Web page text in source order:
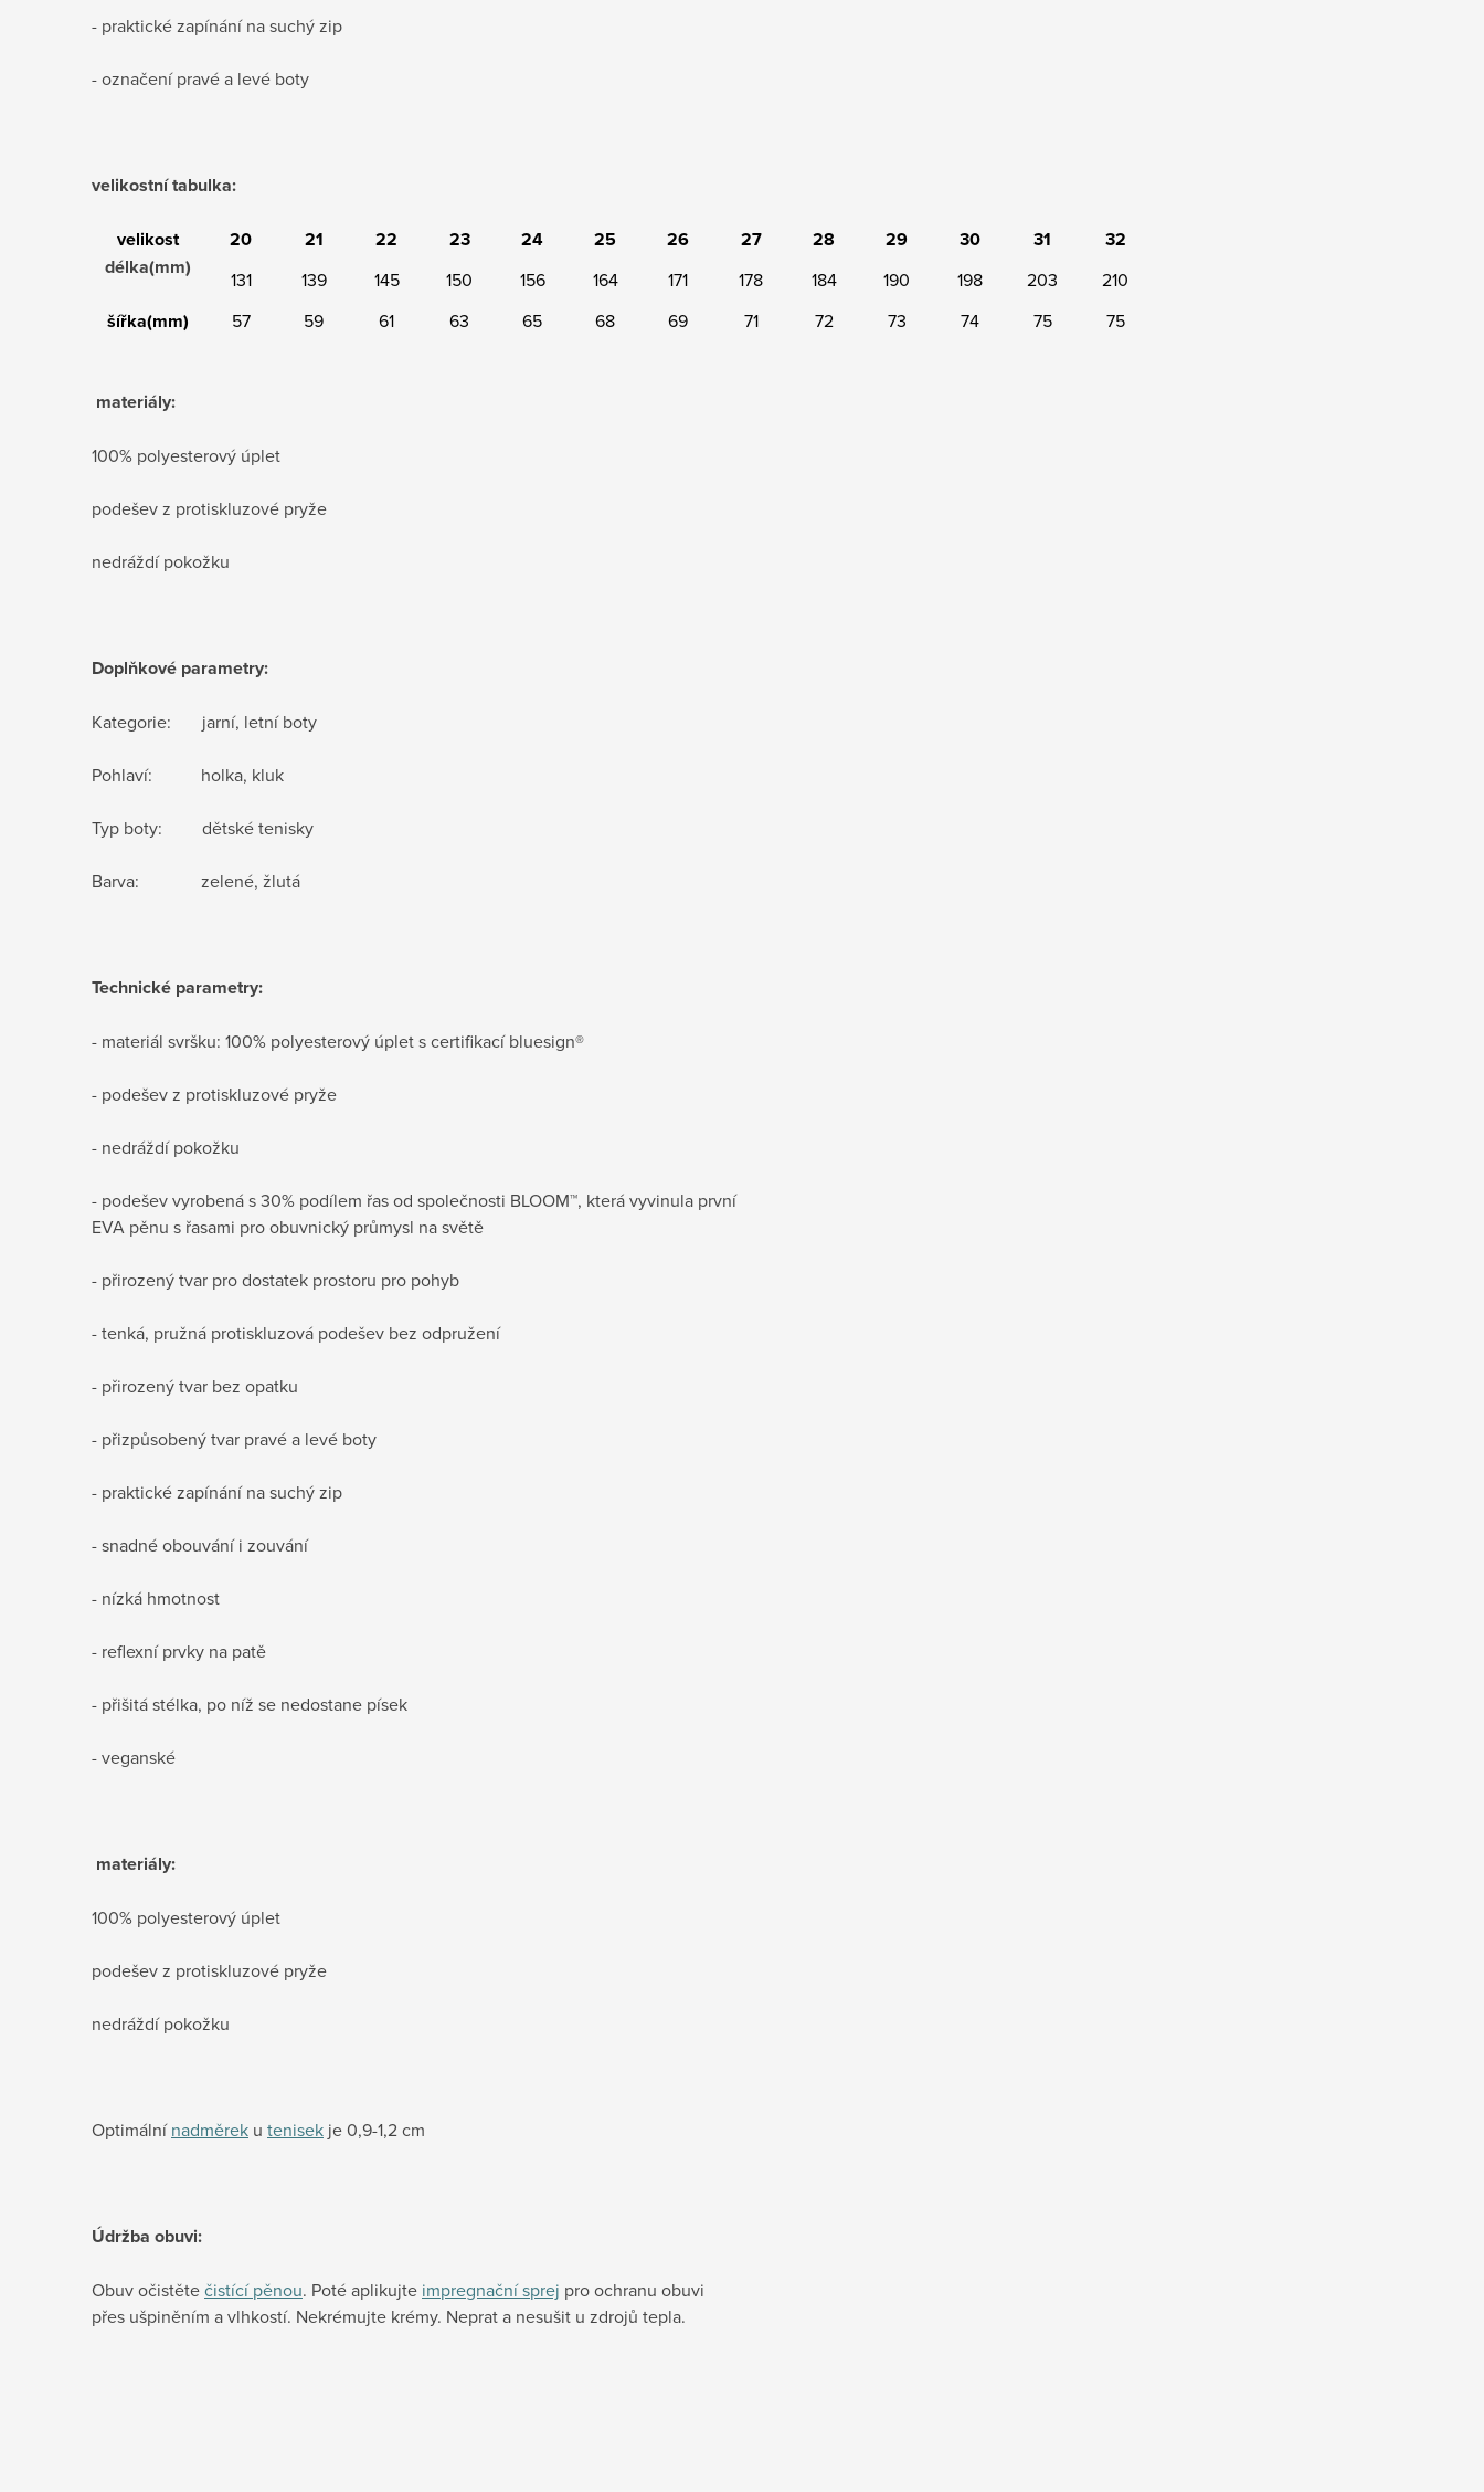
- praktické zapínání na suchý zip
- označení pravé a levé boty
velikostní tabulka:
velikost 20 21 22 23 24 25 26 27 28 29 30 31
32
délka(mm)
131 139 145 150 156 164 171 178 184 190 198 203 210
šířka(mm) 57 59 61 63 65 68 69 71 72 73 74 75 75
materiály:
100% polyesterový úplet
podešev z protiskluzové pryže
nedráždí pokožku
Doplňkové parametry:
Kategorie: jarní, letní boty
Pohlaví: holka, kluk
Typ boty: dětské tenisky
Barva: zelené, žlutá
Technické parametry:
- materiál svršku: 100% polyesterový úplet s certifikací bluesign®
- podešev z protiskluzové pryže
- nedráždí pokožku
- podešev vyrobená s 30% podílem řas od společnosti BLOOM™, která vyvinula první
EVA pěnu s řasami pro obuvnický průmysl na světě
- přirozený tvar pro dostatek prostoru pro pohyb
- tenká, pružná protiskluzová podešev bez odpružení
- přirozený tvar bez opatku
- přizpůsobený tvar pravé a levé boty
- praktické zapínání na suchý zip
- snadné obouvání i zouvání
- nízká hmotnost
- reflexní prvky na patě
- přišitá stélka, po níž se nedostane písek
- veganské
materiály:
100% polyesterový úplet
podešev z protiskluzové pryže
nedráždí pokožku
Optimálnínadměrek u tenisek je 0,9-1,2 cm
Údržba obuvi:
Obuv očistětečistící pěnou. Poté aplikujte impregnační sprej pro ochranu obuvi
přes ušpiněním a vlhkostí. Nekrémujte krémy. Neprat a nesušit u zdrojů tepla.